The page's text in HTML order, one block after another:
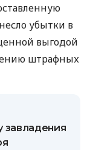
убытки в
выгодой
штрафных
завладения